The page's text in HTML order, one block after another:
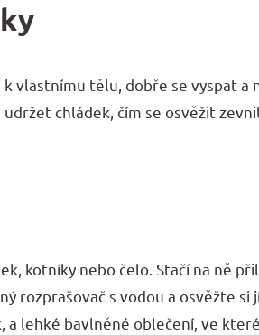
vlastnímu tělu, dobře se vyspat a
chládek, čím se osvěžit
kotníky nebo čelo. Stačí na ně
rozprašovač s vodou a osvěžte si
lehké bavlněné oblečení, ve